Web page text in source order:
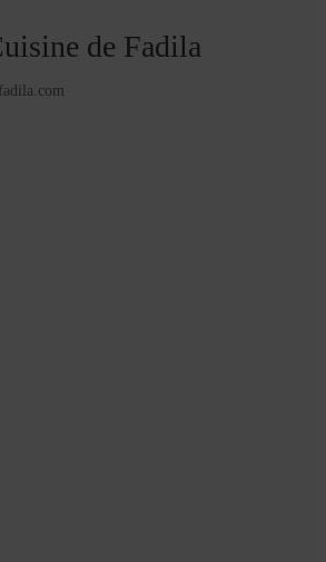
de Fadila